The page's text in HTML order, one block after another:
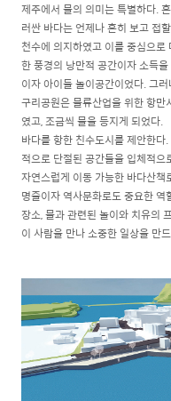
제주에서 물의 의미는 특별하다.
러싼 바다는 언제나 흔히 보고 접
천수에 의지하였고 이를 중심으
한 풍경의 낭만적 공간이자 소득
이자 아이들 놀이공간이었다. 그
구리공원은 물류산업을 위한 항
였고, 조금씩 물을 등지게 되었다.
바다를 항한 친수도시를 제안한
적으로 단절된 공간들을 입체적
자연스럽게 이동 가능한 바다산
명줄이자 역사문화로도 중요한
장소, 물과 관련된 놀이와 치유의
이 사람을 만나 소중한 일상을 만